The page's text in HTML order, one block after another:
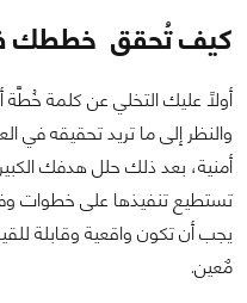
كيف تُحقق خططك في
أولاً عليك التخلي عن كلمة
والنظر إلى ما تريد تحقيقه في
أمنية، بعد ذلك حلل هدفك
تستطيع تنفيذها على خطوات
يجب أن تكون واقعية وقابلة
مٌعين.